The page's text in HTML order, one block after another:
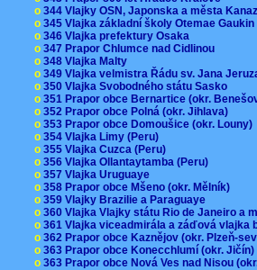
o 344 Vlajky OSN, Japonska a města
o 345 Vlajka základní školy Otemae
o 346 Vlajka prefektury Osaka
o 347 Prapor Chlumce nad Cidlinou
o 348 Vlajka Malty
o 349 Vlajka velmistra Řádu sv. Jana
o 350 Vlajka Svobodného státu Sasko
o 351 Prapor obce Bernartice (okr.
o 352 Prapor obce Polná (okr. Jihlava)
o 353 Prapor obce Domoušice (okr. Louny)
o 354 Vlajka Limy (Peru)
o 355 Vlajka Cuzca (Peru)
o 356 Vlajka Ollantaytamba (Peru)
o 357 Vlajka Uruguaye
o 358 Prapor obce Mšeno (okr. Mělník)
o 359 Vlajky Brazilie a Paraguaye
o 360 Vlajka Vlajky státu Rio de Janeiro a
o 361 Vlajka viceadmirála a záďová
o 362 Prapor obce Kaznějov (okr. Plzeň-
o 363 Prapor obce Konecchlumí (okr.
o 363 Prapor obce Nová Ves nad Nisou